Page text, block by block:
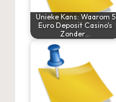
Unieke Kans: Waarom 5
Euro Deposit Casino's
Zonder…